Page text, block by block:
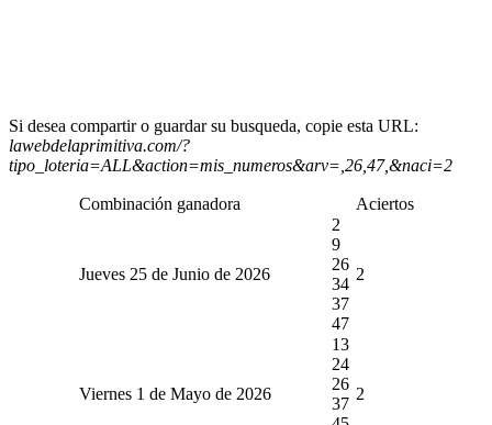
Si desea compartir o guardar su busqueda, copie esta URL:
lawebdelaprimitiva.com/?
tipo_loteria=ALL&action=mis_numeros&arv=,26,47,&naci=2
Combinación ganadora Aciertos
Jueves 25 de Junio de 2026
2
9
26
34
37
47
2
Viernes 1 de Mayo de 2026
13
24
26
37
2